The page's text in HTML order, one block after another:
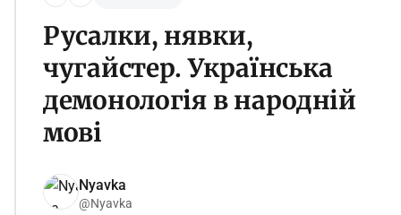
Русалки, нявки,
чугайстер. Українська
демонологія в народній
мові
Nyavka
@Nyavka